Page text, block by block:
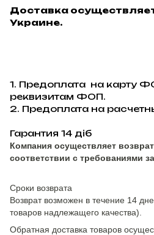
Доставка
Украине.
1. Предоплата на карту
реквизитам ФОП.
2. Предоплата на
Гарантия 14 діб
Компания осуществляет
соответствии с требованиями
Сроки возврата
Возврат возможен в течение 14
товаров надлежащего качества).
Обратная доставка товаров